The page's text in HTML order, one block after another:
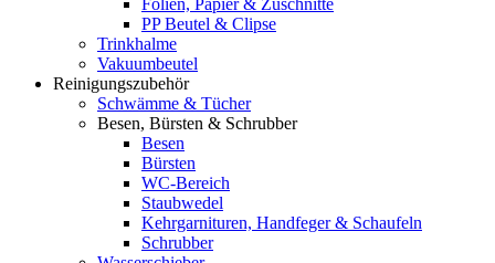
Folien, Papier & Zuschnitte
PP Beutel & Clipse
Trinkhalme
Vakuumbeutel
Reinigungszubehör
Schwämme & Tücher
Besen, Bürsten & Schrubber
Besen
Bürsten
WC-Bereich
Staubwedel
Kehrgarnituren, Handfeger & Schaufeln
Schrubber